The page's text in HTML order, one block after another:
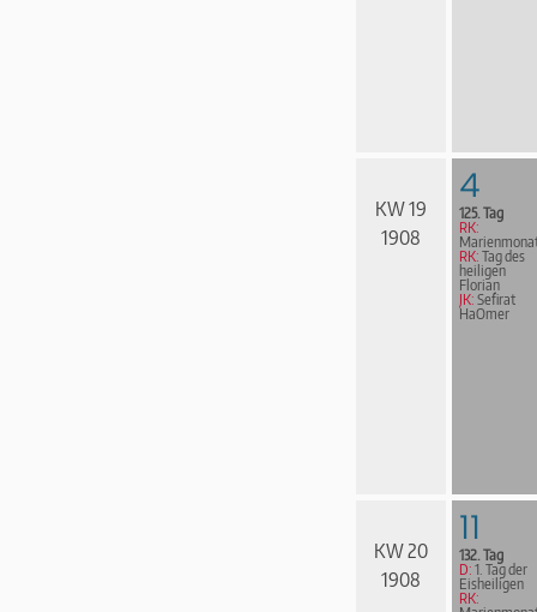
KW 19
1908
4
125. Tag
RK:
RK: Tag des
heiligen
Florian
JK: Sefirat
HaOmer
KW 20
1908
11
132. Tag
D: 1. Tag der
Eisheiligen
RK: